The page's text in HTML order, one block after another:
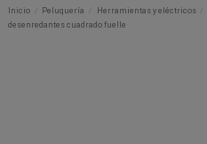
Inicio Peluquería Herramientas y eléctricos
desenredantes cuadrado fuelle